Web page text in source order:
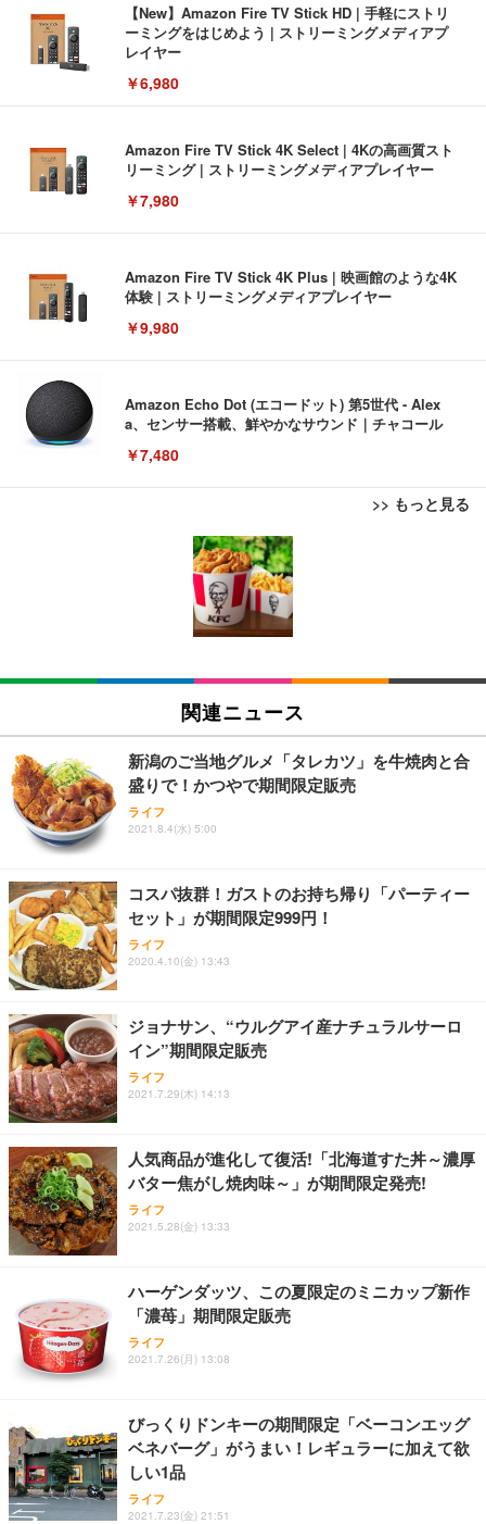
【New】Amazon Fire TV Stick HD | 手軽にストリ
ーミングをはじめよう | ストリーミングメディアプ
レイヤー
￥6,980
Amazon Fire TV Stick 4K Select | 4Kの高画質スト
リーミング | ストリーミングメディアプレイヤー
￥7,980
Amazon Fire TV Stick 4K Plus | 映画館のような4K
体験 | ストリーミングメディアプレイヤー
￥9,980
Amazon Echo Dot (エコードット) 第5世代 - Alex
a、センサー搭載、鮮やかなサウンド｜チャコール
￥7,480
>> もっと見る
[EdoErgo] オフィスチェア 椅子 テレワーク 疲れな
い 跳ね上げ式アームレスト コンパクト 約105度ロッ
キング pc 事務椅子 360度回転 座面昇降 強化ナイロ
ン樹脂ベース 通気性メッシュ 在宅ワーク H-WY01
(黒網+黒枠+黒足)
SIHOO B100 オフィスチェア／デスクチェア メッシ
ュチェア 人間工学 疲れない ブラック
￥27,999
Sezlife オフィスチェア デスクチェア 疲れない テレ
ワーク チェア 強化バックレスト 30度ロッキング機
能 人間工学 椅子 腰サポート 90度跳ね上げ式アーム
務用 おしゃれ パソコンチェア (ブラック)
Sezlife オフィスチェア デスクチェア 疲れない テレ
ワーク チェア 強化バックレスト 30度ロッキング機
能 人間工学 椅子 腰サポート 90度跳ね上げ式アーム
務用 おしゃれ パソコンチェア (ホワイト)
ANDWINT オフィスチェア デスクチェア 肘なし メ
ッシュ 通気性 ランバーサポート付き 腰サポート ガ
ス圧無段階昇降 360度回転 キャスター付き コンパク
EIZO ビジネス向けプレミアムモニター | FlexScan
EV3240X-WT | 31.5型4K UHD・USB Type-C・ホワ
￥105,595
EIZO ビジネス向けプレミアムモニター | FlexScan
￥109,572
【純正品】27"ゲーミングモニター DualSense 充電
フック付き（CFI-ZDM1J）
【整備済み品】Dell E2724HS 27インチ 液晶モニタ
ー フルHD（1920×1080）VA 非光沢 HDMI/DisplayP
ort/VGA スピーカー内蔵 高さ調整 スイベル VESA対
【MiniLED/24.5inch/280Hz/FHD】GRAPHT THE S
HOOTER Gaming Monitor 24” Essential ゲーミン
グモニター QD 24.5インチ 1ms FHD 量子ドット 残
Amazonベーシック ペットシーツ 薄型 レギュラー 1
回使い捨て 無香料 ホワイト 300枚
Amazonベーシック ペットシーツ 厚型 ワイド 42枚
x2袋(84枚) ホワイト(吸収面:ライトブルー)
￥3,234
ネオ・ルーライフ ネオ・オムツ L 中型犬用 26枚入
り 単品
Smart Basic(スマートベーシック) 【Amazon.co.jp
限定】 Smart Basic アイリスオーヤマ ペットシーツ
超厚型 お徳用 ワイド 100枚入 (x 1) (ケース販売)
アイリスオーヤマ ペットシーツ 超厚型 お徳用 レギ
ュラー 200枚入【Amazon.co.jp限定】
関連ニュース
新潟のご当地グルメ「タレカツ」を牛焼肉と合
盛りで！かつやで期間限定販売
ライフ
2021.8.4(水) 5:00
コスパ抜群！ガストのお持ち帰り「パーティー
セット」が期間限定999円！
ライフ
2020.4.10(金) 13:43
ジョナサン、“ウルグアイ産ナチュラルサーロ
イン”期間限定販売
ライフ
2021.7.29(木) 14:13
人気商品が進化して復活!「北海道すた丼～濃厚
バター焦がし焼肉味～」が期間限定発売!
ライフ
2021.5.28(金) 13:33
ハーゲンダッツ、この夏限定のミニカップ新作
「濃苺」期間限定販売
ライフ
2021.7.26(月) 13:08
びっくりドンキーの期間限定「ベーコンエッグ
ベネバーグ」がうまい！レギュラーに加えて欲
しい1品
ライフ
2021.7.23(金) 21:51